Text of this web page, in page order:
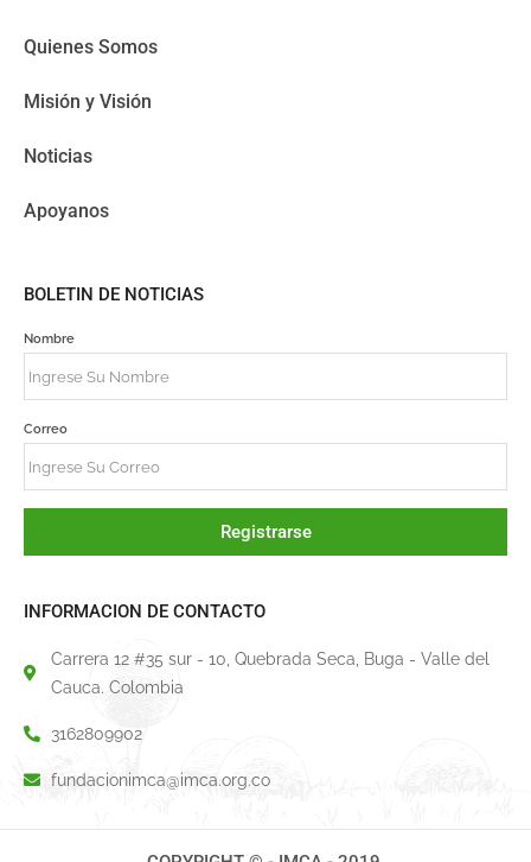
Quienes Somos
Misión y Visión
Noticias
Apoyanos
BOLETIN DE NOTICIAS
Nombre
Correo
Registrarse
INFORMACION DE CONTACTO
Carrera 12 #35 sur - 10, Quebrada Seca, Buga - Valle del
Cauca. Colombia
3162809902
fundacionimca@imca.org.co